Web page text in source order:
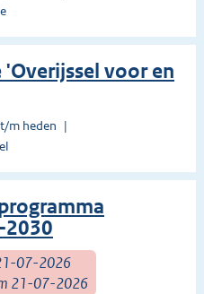
voor en
m heden
2030
07-2026
21-07-2026